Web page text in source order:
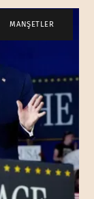
MANŞETLER